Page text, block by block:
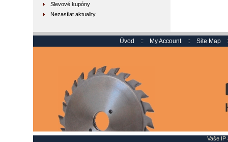
Slevové kupóny
Nezasílat aktuality
Úvod :: My Account :: Site Map
Vaše IP